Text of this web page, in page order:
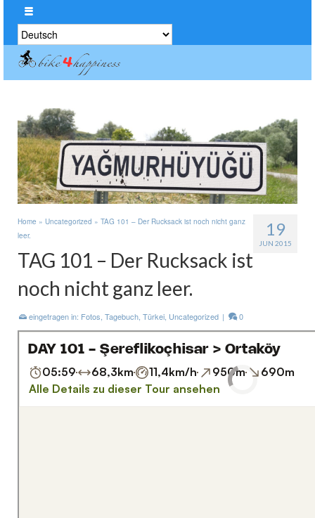
Sprache
auswählen
19
JUN 2015
Home » Uncategorized » TAG 101 – Der Rucksack ist noch nicht ganz
leer.
TAG 101 – Der Rucksack ist
noch nicht ganz leer.
eingetragen in: Fotos Tagebuch Türkei Uncategorized | 0